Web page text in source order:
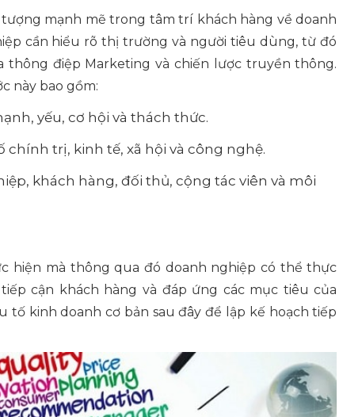
mạnh mẽ trong tâm trí khách hàng về doanh
cần hiểu rõ thị trường và người tiêu dùng, từ đó
thông điệp Marketing và chiến lược truyền thông.
này bao gồm:
yếu, cơ hội và thách thức.
chính trị, kinh tế, xã hội và công nghệ.
khách hàng, đối thủ, cộng tác viên và môi
hiện mà thông qua đó doanh nghiệp có thể thực
cận khách hàng và đáp ứng các mục tiêu của
tố kinh doanh cơ bản sau đây để lập kế hoạch tiếp